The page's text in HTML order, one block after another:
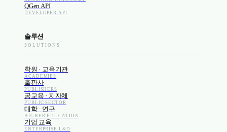
QGen API
DEVELOPER API
솔루션
SOLUTIONS
학원 · 교육기관
ACADEMIES
출판사
PUBLISHERS
공교육 · 지자체
PUBLIC SECTOR
대학 · 연구
HIGHER EDUCATION
기업 교육
ENTERPRISE L&D